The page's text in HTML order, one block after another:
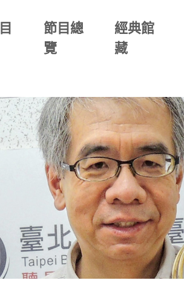
節目總
覽
經典館
藏